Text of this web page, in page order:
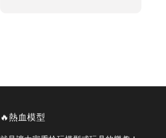
🔥熱血模型